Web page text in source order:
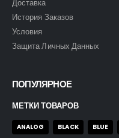
Доставка
История Заказов
Условия
Защита Личных Данных
ПОПУЛЯРНОЕ
МЕТКИ ТОВАРОВ
ANALOG BLACK BLUE